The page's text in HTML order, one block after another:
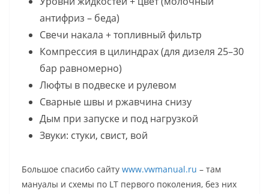
антифриз – беда)
Свечи накала + топливный фильтр
Компрессия в цилиндрах (для дизеля 25–30
бар равномерно)
Люфты в подвеске и рулевом
Сварные швы и ржавчина снизу
Дым при запуске и под нагрузкой
Звуки: стуки, свист, вой
Большое спасибо сайту www.vwmanual.ru – там
мануалы и схемы по LT первого поколения, без них